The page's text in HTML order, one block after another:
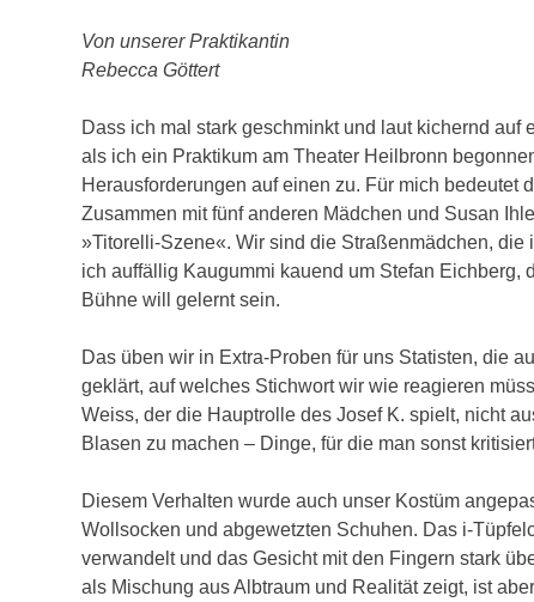
Von unserer Praktikantin
Rebecca Göttert
Dass ich mal stark geschminkt und laut kichernd
als ich ein Praktikum am Theater Heilbronn
Herausforderungen auf einen zu. Für mich bedeutet
Zusammen mit fünf anderen Mädchen und Susan
»Titorelli-Szene«. Wir sind die Straßenmädchen,
ich auffällig Kaugummi kauend um Stefan Eichberg,
Bühne will gelernt sein.
Das üben wir in Extra-Proben für uns Statisten, die
geklärt, auf welches Stichwort wir wie reagieren
Weiss, der die Hauptrolle des Josef K. spielt, nicht
Blasen zu machen – Dinge, für die man sonst
Diesem Verhalten wurde auch unser Kostüm
Wollsocken und abgewetzten Schuhen. Das i-
verwandelt und das Gesicht mit den Fingern stark
als Mischung aus Albtraum und Realität zeigt, ist